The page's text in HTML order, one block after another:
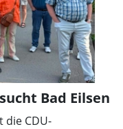
dabei unter
und Swing.
Bad Eilsen
die CDU-